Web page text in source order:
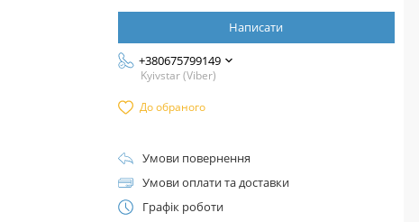
Написати
+380675799149
Kyivstar (Viber)
До обраного
Умови повернення
Умови оплати та доставки
Графік роботи